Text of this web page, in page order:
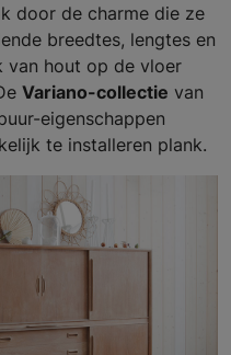
door de charme die ze
breedtes, lengtes en
van hout op de vloer
Variano-collectie van
eigenschappen
te installeren plank.